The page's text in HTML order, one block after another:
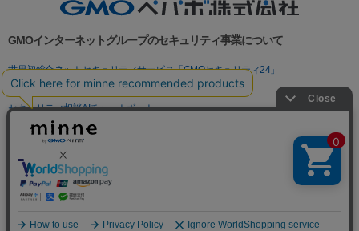
GMOインターネットグループのセキュリティ事業について
世界初総合ネットセキュリティサービス「GMOセキュリティ24」
パスワード漏洩診断
Webサイトリスク診断
セキュリティ相談AIチャットボット
実在証明・盗聴対策
サイバー攻撃対策（GMO Flatt Security）
セキュリティ事業の軌跡